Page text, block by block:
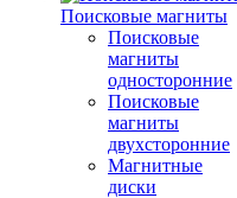
Поисковые магниты
Поисковые
магниты
односторонние
Поисковые
магниты
двухсторонние
Магнитные
диски